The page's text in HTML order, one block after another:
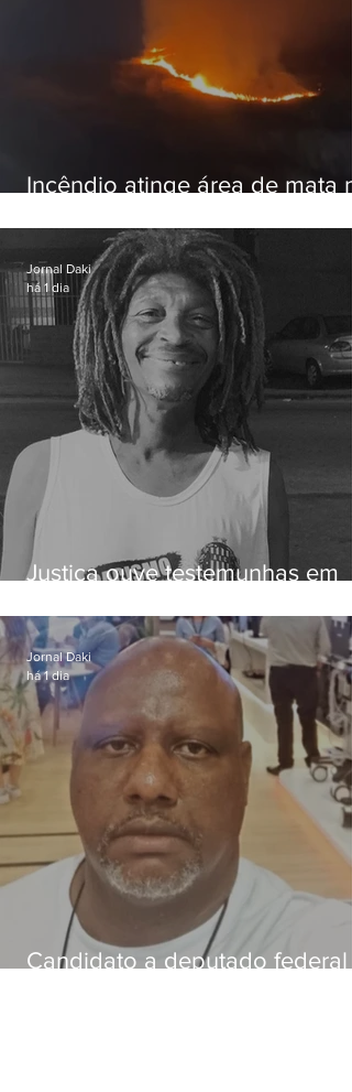
Incêndio atinge área de mata
Iguaçu
Justiça ouve testemunhas em
dívida de R$ 25
Jornal Daki
há 1 dia
Candidato a deputado federal
Jornal Daki
há 1 dia